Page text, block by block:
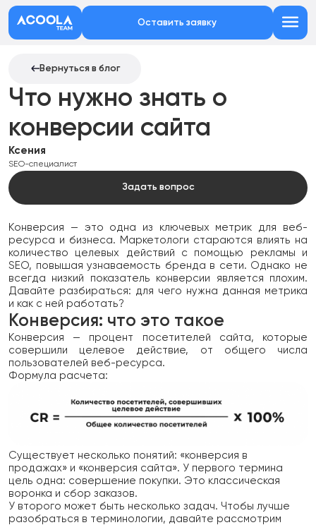
Оставить заявку
Вернуться в блог
Что нужно знать о
конверсии сайта
Ксения
SEO-специалист
Задать вопрос
Конверсия — это одна из ключевых метрик для веб-
ресурса и бизнеса. Маркетологи стараются влиять на
количество целевых действий с помощью рекламы и
SEO, повышая узнаваемость бренда в сети. Однако не
всегда низкий показатель конверсии является плохим.
Давайте разбираться: для чего нужна данная метрика
и как с ней работать?
Конверсия: что это такое
Конверсия — процент посетителей сайта, которые
совершили целевое действие, от общего числа
пользователей веб-ресурса.
Формула расчета:
Существует несколько понятий: «конверсия в
продажах» и «конверсия сайта». У первого термина
цель одна: совершение покупки. Это классическая
воронка и сбор заказов.
У второго может быть несколько задач. Чтобы лучше
разобраться в терминологии, давайте рассмотрим